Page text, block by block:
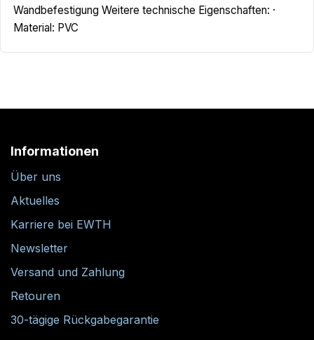
Wandbefestigung Weitere technische Eigenschaften: ·
Material: PVC
Informationen
Über uns
Aktuelles
Karriere bei EWTH
Newsletter
Versand und Zahlung
Retouren
30-tägige Rückgabegarantie